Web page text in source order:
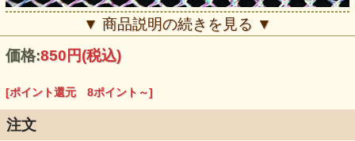
▼ 商品説明の続きを見る ▼
価格:850円(税込)
[ポイント還元 8ポイント～]
注文